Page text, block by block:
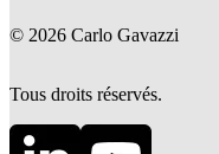
© 2026 Carlo Gavazzi
Tous droits réservés.